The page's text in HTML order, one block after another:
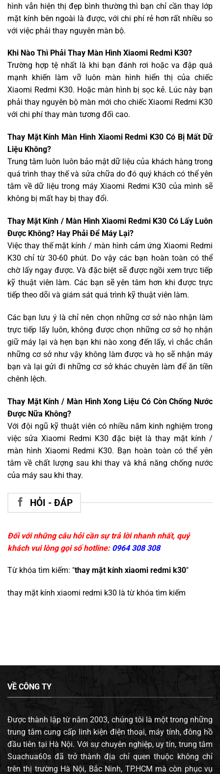
hình vẫn hiện thị đẹp bình thường thì bạn chỉ cần thay lớp
mặt kính bên ngoài là được, với chi phí rẻ hơn rất nhiều so
với việc phải thay nguyên màn bộ.
Khi Nào Thì Phải Thay Màn Hình Xiaomi Redmi K30?
Trường hợp tệ nhất là khi bạn đánh rơi hoặc va đập quá
mạnh khiến làm vỡ luôn màn hình hiển thị của chiếc
Xiaomi Redmi K30. Hoặc màn hình bị sọc kẻ. Lúc này bạn
phải thay nguyên bộ màn mới cho chiếc Xiaomi Redmi K30
với chi phí thay màn tương đối cao.
Thay Mặt Kính Màn Hình Xiaomi Redmi K30 Có Bị Mất Dữ
Liệu Không?
Trung tâm luôn luôn bảo mật dữ liệu của khách hàng trong
quá trình thay thế và sửa chữa do đó quý khách có thể yên
tâm về dữ liệu trong máy Xiaomi Redmi K30 của mình sẽ
không bị mất hay bị thay đổi.
Thay Mặt Kính / Màn Hình Xiaomi Redmi K30 Có Lấy Luôn
Được Không? Hay Phải Để Máy Lại?
Việc thay thế mặt kính / màn hình cảm ứng Xiaomi Redmi
K30 chỉ từ 30-60 phút. Do vậy các bạn hoàn toàn có thể
chờ lấy ngay được. Và đặc biệt sẽ được ngồi xem trực tiếp
kỹ thuật viên làm. Các bạn sẽ yên tâm hơn khi được trực
tiếp theo dõi và giám sát quá trình kỹ thuật viên làm.
Các bạn lưu ý là chỉ nên chọn những cơ sở nào nhận làm
trực tiếp lấy luôn, không được chọn những cơ sở họ nhận
giữ máy lại và hẹn bạn khi nào xong đến lấy, vì chắc chắn
những cơ sở như vậy không làm được và họ sẽ nhận máy
bạn và lại gửi đi những cơ sở khác chuyên làm để ăn tiền
chênh lệch.
Thay Mặt Kính / Màn Hình Xong Liệu Có Còn Chống Nước
Được Nữa Không?
Với đội ngũ kỹ thuật viên có nhiều năm kinh nghiệm trong
việc sửa Xiaomi Redmi K30 đặc biệt là thay mặt kính /
màn hình Xiaomi Redmi K30. Bạn hoàn toàn có thể yên
tâm về chất lượng sau khi thay và khả năng chống nước
của máy sau khi thay.
HỎI - ĐÁP
Đối với những câu hỏi cần sự trả lời nhanh nhất, quý
khách vui lòng gọi số hotline: 0964 308 308
Từ khóa tìm kiếm: "thay mặt kính xiaomi redmi k30"
thay mặt kính xiaomi redmi k30 là từ khóa tìm kiếm
VỀ CÔNG TY
Được thành lập từ năm 2003, chúng tôi là một trong những
trung tâm cung cấp linh kiện điện thoại, máy tính, đông hồ
đầu tiên tại Hà Nội. Với sự chuyên nghiệp, uy tín, trung tâm
Suachua60s đã trở thành địa chỉ quen thuộc không chỉ
trên thị trường Hà Nội, Bắc Ninh, TP.HCM mà còn phục vụ